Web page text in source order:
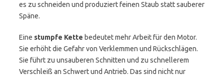
es zu schneiden und produziert feinen Staub statt sauberer
Späne.
Eine stumpfe Kette bedeutet mehr Arbeit für den Motor.
Sie erhöht die Gefahr von Verklemmen und Rückschlägen.
Sie führt zu unsauberen Schnitten und zu schnellerem
Verschleiß an Schwert und Antrieb. Das sind nicht nur